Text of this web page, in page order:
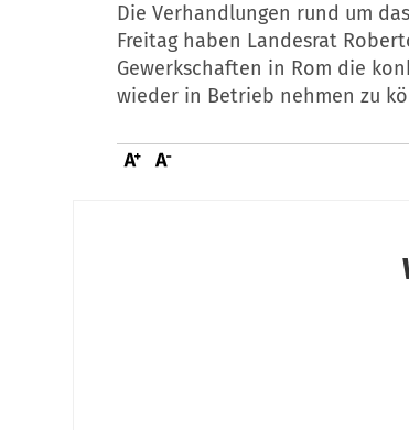
Die Verhandlungen rund um
Freitag haben Landesrat
Gewerkschaften in Rom die
wieder in Betrieb nehmen zu